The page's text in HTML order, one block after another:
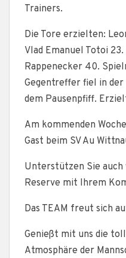
Trainers.
Die Tore erzielten:
Vlad Emanuel Totoi
Rappenecker 40.
Gegentreffer fiel in
dem Pausenpfiff.
Am kommenden
Gast beim SV Au
Unterstützen Sie auch
Reserve mit Ihrem
Das TEAM freut sich
Genießt mit uns die
Atmosphäre der